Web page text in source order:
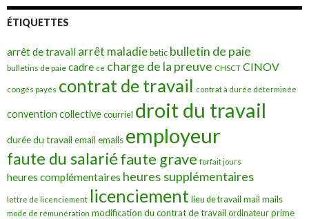
ÉTIQUETTES
arrêt de travail arrêt maladie betic bulletin de paie
bulletins de paie cadre ce charge de la preuve CHSCT CINOV
congés payés contrat de travail contrat à durée déterminée
convention collective courriel droit du travail
durée du travail email emails employeur
faute du salariéfaute grave forfait jours
heures complémentaires heures supplémentaires
lettre de licenciement licenciement lieu de travail mail mails
mode de rémunération modification du contrat de travail ordinateur prime